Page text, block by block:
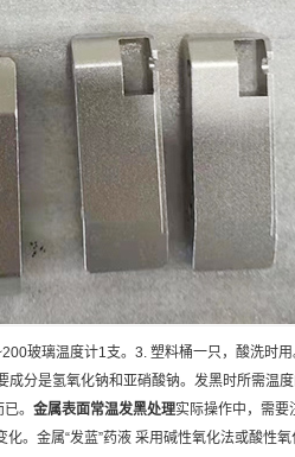
玻璃温度计1支。3. 塑料桶一只，酸洗时
分是氢氧化钠和亚硝酸钠。发黑时所需温
。 金属表面常温发黑处理实际操作中，需要
。金属“发蓝”药液 采用碱性氧化法或酸性